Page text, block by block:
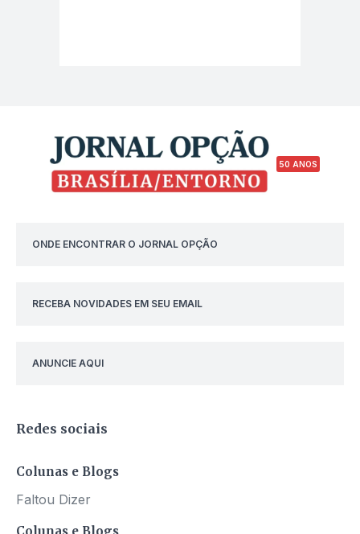
50 ANOS
ONDE ENCONTRAR O JORNAL OPÇÃO
RECEBA NOVIDADES EM SEU EMAIL
ANUNCIE AQUI
Redes sociais
Colunas e Blogs
Faltou Dizer